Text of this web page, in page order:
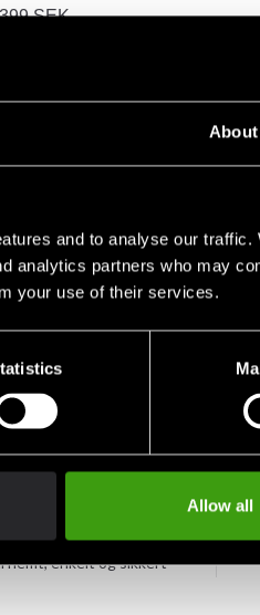
About
and to analyse our traffic.
analytics partners who may
your use of their services.
Allow all
399 SEK
af letvægts EVA skum og gel.
Kustom & Adyen
nemt, enkelt og sikkert